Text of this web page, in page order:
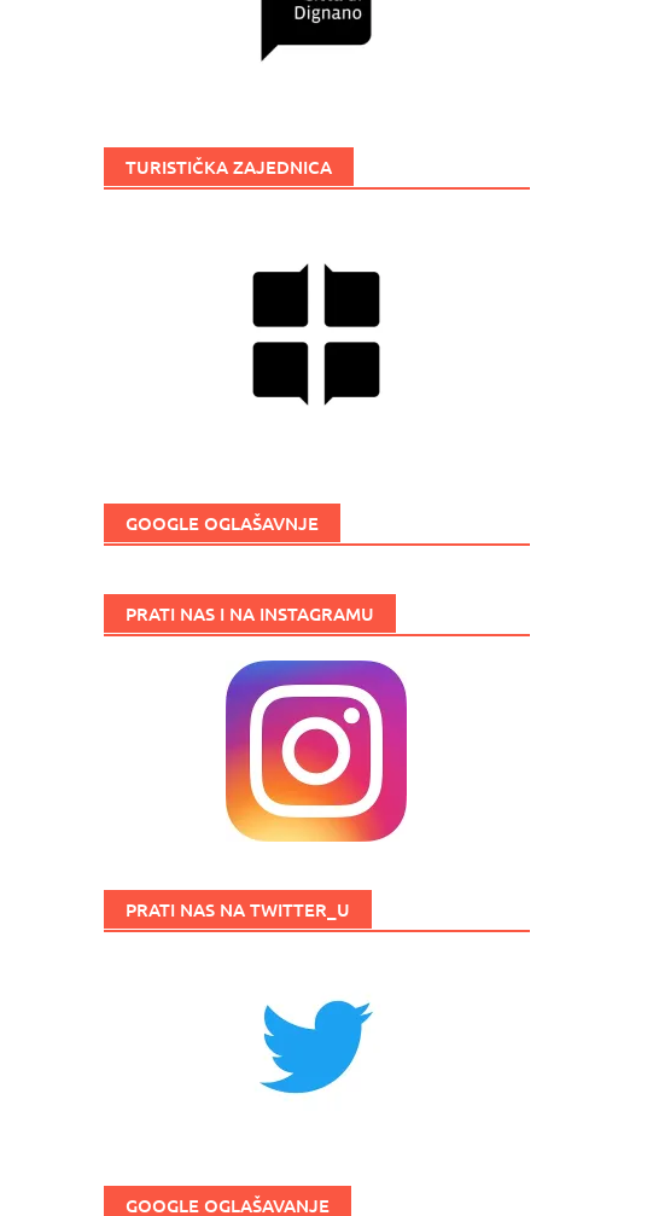
TURISTIČKA ZAJEDNICA
GOOGLE OGLAŠAVNJE
PRATI NAS I NA INSTAGRAMU
PRATI NAS NA TWITTER_U
GOOGLE OGLAŠAVANJE